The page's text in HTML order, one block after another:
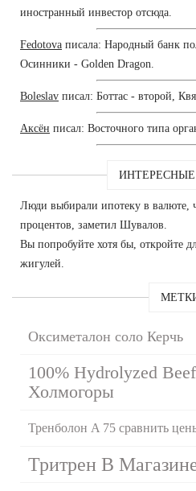
иностранный инвестор отсюда.
Fedotova писала: Народный банк
Осинники - Golden Dragon.
Boleslav писал: Боттас - второй,
Аксён писал: Восточного типа
Люди выбирали ипотеку в валюте,
процентов, заметил Шувалов.
Вы попробуйте хотя бы, откройте
жигулей.
Оксиметалон соло Керчь
100% Hydrolyzed
Холмогоры
Тренболон A 75 сравнить
Тритрен В